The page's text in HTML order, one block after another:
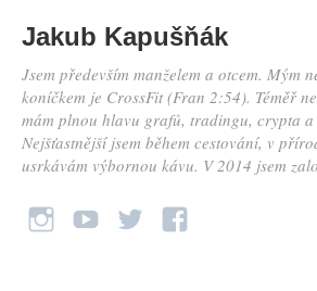
Jakub Kapušňák
Jsem především manželem a otcem. Mým
koníčkem je CrossFit (Fran 2:54). Téměř
mám plnou hlavu grafů, tradingu, crypta a
Nejšťastnější jsem během cestování, v
usrkávám výbornou kávu. V 2014 jsem